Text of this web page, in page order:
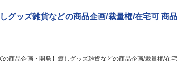
グッズ雑貨などの商品企画/裁量権/在宅可 商品